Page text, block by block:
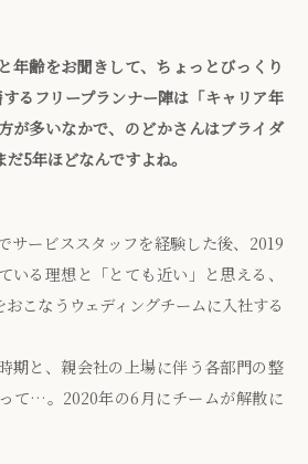
年齢をお聞きして、ちょっとびっくり
るフリープランナー陣は「キャリア年
が多いなかで、のどかさんはブライダ
5年ほどなんですよね。
サービススタッフを経験した後、2019
いる理想と「とても近い」と思える、
こなうウェディングチームに入社する
期と、親会社の上場に伴う各部門の整
て…。2020年の6月にチームが解散に